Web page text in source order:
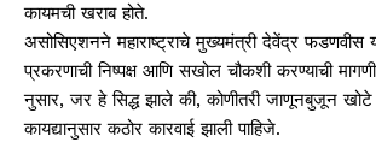
कायमची खराब होते.
असोसिएशनने महाराष्ट्राचे मुख्यमंत्री देवेंद्र फडणवीस
प्रकरणाची निष्पक्ष आणि सखोल चौकशी करण्याची
नुसार, जर हे सिद्ध झाले की, कोणीतरी जाणूनबुजून
कायद्यानुसार कठोर कारवाई झाली पाहिजे.